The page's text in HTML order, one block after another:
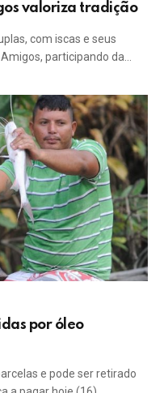
valoriza tradição
com iscas e seus
participando da…
por óleo
e pode ser retirado